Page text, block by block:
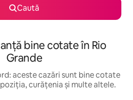
Caută
bine cotate în Rio
Grande
aceste cazări sunt bine cotate
curățenia și multe altele.